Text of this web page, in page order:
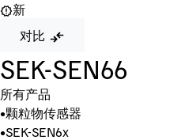
新
对比
SEK-SEN66
所有产品
•颗粒物传感器
•SEK-SEN6x